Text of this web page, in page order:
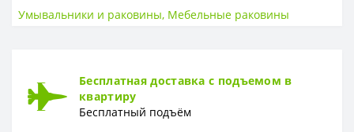
Высота
Глубина
Умывальники и раковины, Мебельные раковины
Бесплатная доставка с подъемом в
квартиру
Бесплатный подъём